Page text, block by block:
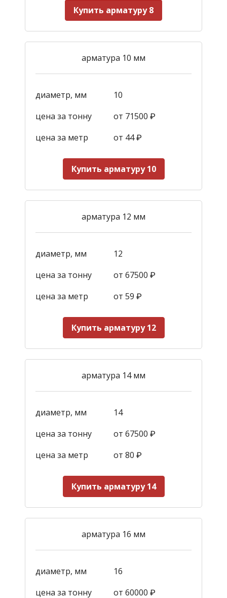
Купить арматуру 8
арматура 10 мм
диаметр, мм
10
цена за тонну
от 71500 ₽
цена за метр
от 44₽
Купить арматуру 10
арматура 12 мм
диаметр, мм
12
цена за тонну
от 67500 ₽
цена за метр
от 59 ₽
Купить арматуру 12
арматура 14 мм
диаметр, мм
14
цена за тонну
от 67500 ₽
цена за метр
от 80 ₽
Купить арматуру 14
арматура 16 мм
диаметр, мм
16
цена за тонну
от 60000 ₽